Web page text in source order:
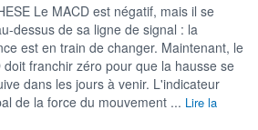
Le MACD est négatif, mais il se
dessus de sa ligne de signal : la
est en train de changer. Maintenant, le
doit franchir zéro pour que la hausse se
dans les jours à venir. L'indicateur
de la force du mouvement ... Lire la